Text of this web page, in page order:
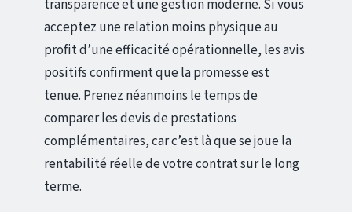
transparence et une gestion moderne. Si vous
acceptez une relation moins physique au
profit d’une efficacité opérationnelle, les avis
positifs confirment que la promesse est
tenue. Prenez néanmoins le temps de
comparer les devis de prestations
complémentaires, car c’est là que se joue la
rentabilité réelle de votre contrat sur le long
terme.